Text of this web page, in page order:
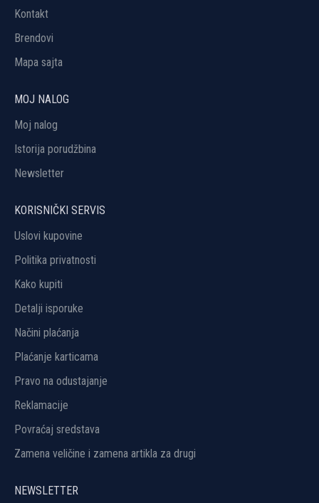
Kontakt
Brendovi
Mapa sajta
MOJ NALOG
Moj nalog
Istorija porudžbina
Newsletter
KORISNIČKI SERVIS
Uslovi kupovine
Politika privatnosti
Kako kupiti
Detalji isporuke
Načini plaćanja
Plaćanje karticama
Pravo na odustajanje
Reklamacije
Povraćaj sredstava
Zamena veličine i zamena artikla za drugi
NEWSLETTER